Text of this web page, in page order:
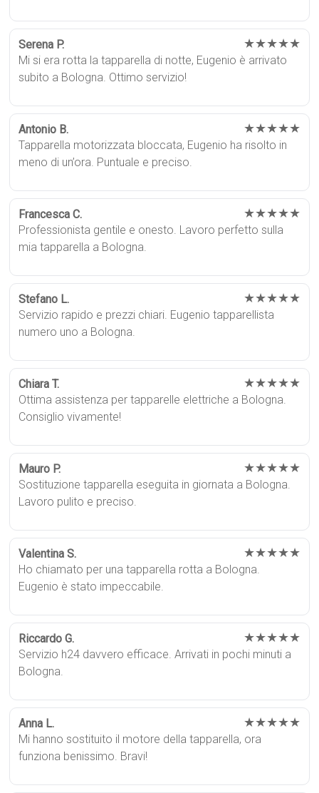
Serena P. ★★★★★
Mi si era rotta la tapparella di notte, Eugenio è arrivato
subito a Bologna. Ottimo servizio!
Antonio B. ★★★★★
Tapparella motorizzata bloccata, Eugenio ha risolto in
meno di un’ora. Puntuale e preciso.
Francesca C. ★★★★★
Professionista gentile e onesto. Lavoro perfetto sulla
mia tapparella a Bologna.
Stefano L. ★★★★★
Servizio rapido e prezzi chiari. Eugenio tapparellista
numero uno a Bologna.
Chiara T. ★★★★★
Ottima assistenza per tapparelle elettriche a Bologna.
Consiglio vivamente!
Mauro P. ★★★★★
Sostituzione tapparella eseguita in giornata a Bologna.
Lavoro pulito e preciso.
Valentina S. ★★★★★
Ho chiamato per una tapparella rotta a Bologna.
Eugenio è stato impeccabile.
Riccardo G. ★★★★★
Servizio h24 davvero efficace. Arrivati in pochi minuti a
Bologna.
Anna L. ★★★★★
Mi hanno sostituito il motore della tapparella, ora
funziona benissimo. Bravi!